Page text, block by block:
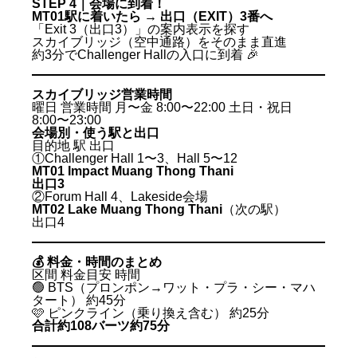
STEP 4｜会場に到着！
MT01駅に着いたら → 出口（EXIT）3番へ
「Exit 3（出口3）」の案内表示を探す
スカイブリッジ（空中通路）をそのまま直進
約3分でChallenger Hallの入口に到着 🎉
スカイブリッジ営業時間
曜日 営業時間 月〜金 8:00〜22:00 土日・祝日
8:00〜23:00
会場別・使う駅と出口
目的地 駅 出口
①Challenger Hall 1〜3、Hall 5〜12
MT01 Impact Muang Thong Thani
出口3
②Forum Hall 4、Lakeside会場
MT02 Lake Muang Thong Thani （次の駅）
出口4
💰 料金・時間のまとめ
区間 料金目安 時間
🟢 BTS（プロンポン→ワット・プラ・シー・マハ
タート） 約45分
🩷 ピンクライン（乗り換え含む） 約25分
合計約108バーツ約75分